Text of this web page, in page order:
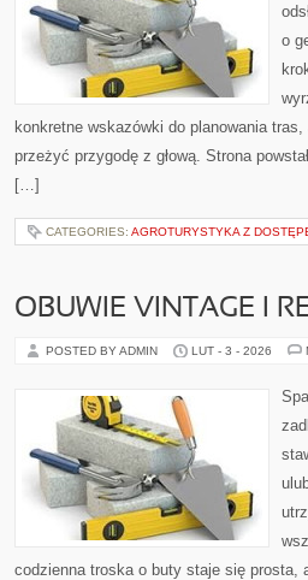
o
konkretne wskazówki do planowania
przeżyć przygodę z głową. Strona
[…]
CATEGORIES: AGROTURYSTYKA Z
OBUWIE VINTAGE I
POSTED BY ADMIN LUT - 3 - 2026
codzienna troska o buty staje się prosta,